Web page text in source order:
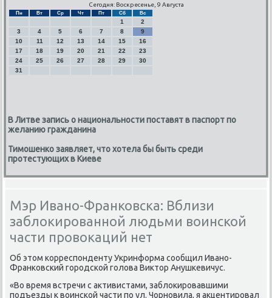
Сегодня: Воскресенье, 9 Августа
Пн Вт Ср Чт Пт Сб Вс
1
2
3
4 5 6 7 8
9
10
11 12 13 14 15
16
17
18 19 20 21 22
23
24
25 26 27 28 29
30
31
В Литве запись о национальности поставят в паспорт по
желанию гражданина
Тимошенко заявляет, что хотела бы быть среди
протестующих в Киеве
Мэр Ивано-Франковска: Вблизи
заблокированной людьми воинской
части провокаций нет
Об этом корреспонденту Укринформа сообщил Ивано-
Франковский городской голова Виктор Анушкевичус.
«Во время встречи с активистами, заблокировавшими
подъезды к воинской части по ул. Чорновила, я акцентировал